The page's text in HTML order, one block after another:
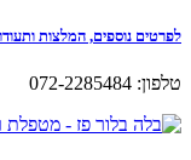
לפרטים נוספים, המלצות
טלפון: 072-2285484